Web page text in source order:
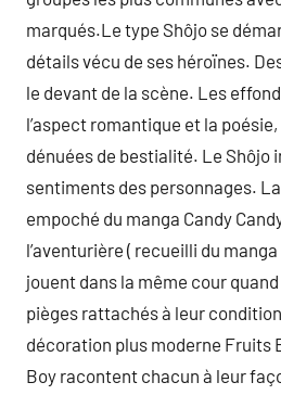
marqués.Le type Shôjo se
détails vécu de ses héroïnes.
le devant de la scène. Les
l’aspect romantique et la
dénuées de bestialité. Le Shôjo
sentiments des personnages.
empoché du manga Candy
l’aventurière ( recueilli du
jouent dans la même cour
pièges rattachés à leur
décoration plus moderne Fruits
Boy racontent chacun à leur